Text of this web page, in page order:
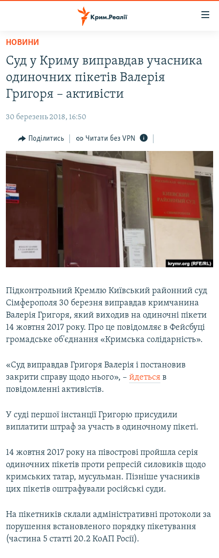
Перейти
основного
матеріалу
Перейти
до
основної
навігації
Перейти
до
пошуку
ВОДА.КРИМ
ВІДЕО ТА ФОТО
БЛОГИ
ПОГЛЯД
ІНТЕРВ'Ю
СПЕЦПРОЕКТИ
СВІДЧЕННЯ ОКУПАЦІЇ
УКРАЇНСЬКА ПРОБЛЕМА КРИМУ
ЯК ОБІЙТИ БЛОКУВАННЯ
Qırımtatar
Усі сайти RFE/RL
НОВИНИ
Суд у Криму виправдав учасника
одиночних пікетів Валерія
Григоря – активісти
30 березень 2018, 16:50
Поділитись Читати без VPN
Підконтрольний Кремлю Київський районний суд
Сімферополя 30 березня виправдав кримчанина
Валерія Григоря, який виходив на одиночні пікети
14 жовтня 2017 року. Про це повідомляє в Фейсбуці
громадське об'єднання «Кримська солідарність».
«Суд виправдав Григоря Валерія і постановив
закрити справу щодо нього», – йдеться в
повідомленні активістів.
У суді першої інстанції Григорю присудили
виплатити штраф за участь в одиночному пікеті.
14 жовтня 2017 року на півострові пройшла серія
одиночних пікетів проти репресій силовиків щодо
кримських татар, мусульман. Пізніше учасників
цих пікетів оштрафували російські суди.
На пікетників склали адміністративні протоколи за
порушення встановленого порядку пікетування
(частина 5 статті 20.2 КоАП Росії).